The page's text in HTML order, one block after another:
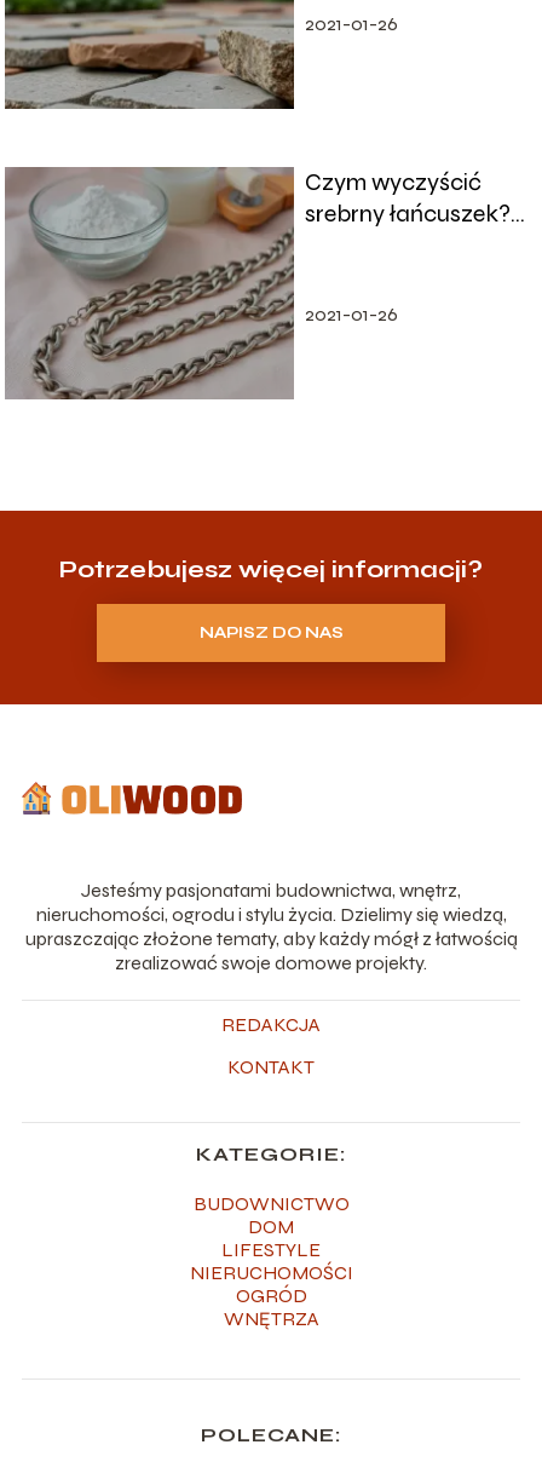
materiałach
2021-01-26
Czym wyczyścić
srebrny łańcuszek?
2021-01-26
Potrzebujesz więcej informacji?
NAPISZ DO NAS
Jesteśmy pasjonatami budownictwa, wnętrz,
nieruchomości, ogrodu i stylu życia. Dzielimy się wiedzą,
upraszczając złożone tematy, aby każdy mógł z łatwością
zrealizować swoje domowe projekty.
REDAKCJA
KONTAKT
KATEGORIE:
BUDOWNICTWO
DOM
LIFESTYLE
NIERUCHOMOŚCI
OGRÓD
WNĘTRZA
POLECANE: